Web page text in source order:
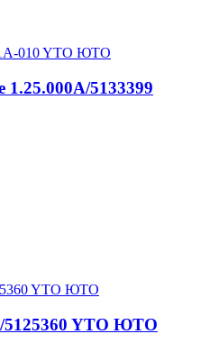
1.25.000A/5133399
5125360 YTO ЮТО